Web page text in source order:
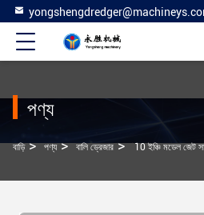
পণ্য
বাড়ি > পণ্য > বালি ড্রেজার > 10 ইঞ্চি মডেল জেট সাকশন